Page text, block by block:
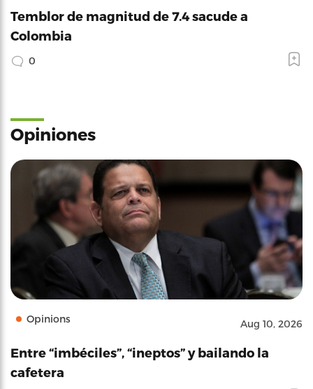
Temblor de magnitud de 7.4 sacude a
Colombia
0
Opiniones
Opinions Aug 10, 2026
Entre “imbéciles”, “ineptos” y bailando la
cafetera